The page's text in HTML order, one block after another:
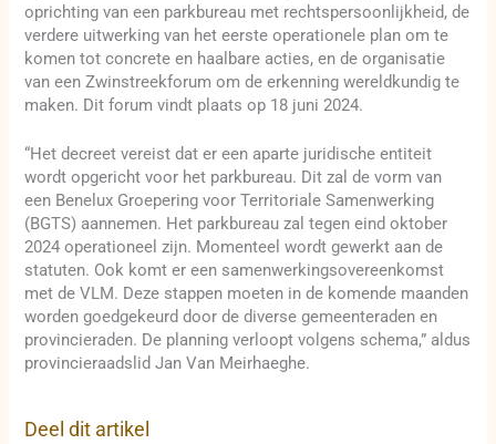
oprichting van een parkbureau met rechtspersoonlijkheid, de
verdere uitwerking van het eerste operationele plan om te
komen tot concrete en haalbare acties, en de organisatie
van een Zwinstreekforum om de erkenning wereldkundig te
maken. Dit forum vindt plaats op 18 juni 2024.
“Het decreet vereist dat er een aparte juridische entiteit
wordt opgericht voor het parkbureau. Dit zal de vorm van
een Benelux Groepering voor Territoriale Samenwerking
(BGTS) aannemen. Het parkbureau zal tegen eind oktober
2024 operationeel zijn. Momenteel wordt gewerkt aan de
statuten. Ook komt er een samenwerkingsovereenkomst
met de VLM. Deze stappen moeten in de komende maanden
worden goedgekeurd door de diverse gemeenteraden en
provincieraden. De planning verloopt volgens schema,” aldus
provincieraadslid Jan Van Meirhaeghe.
Deel dit artikel